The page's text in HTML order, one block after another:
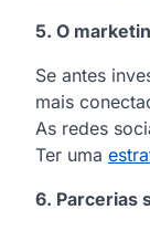
5. O
Se antes
mais
As redes
Ter uma
6. Parcerias